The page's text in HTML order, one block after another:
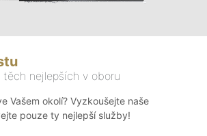
nejlepších v oboru
Vašem okolí? Vyzkoušejte naše
pouze ty nejlepší služby!